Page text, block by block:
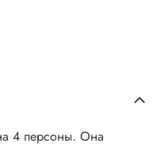
4 персоны. Она